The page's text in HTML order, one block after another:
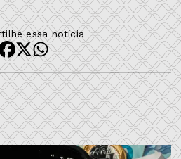
essa notícia